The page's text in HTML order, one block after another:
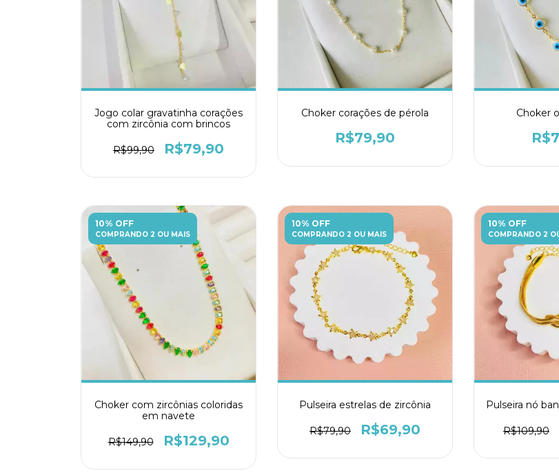
Jogo colar gravatinha corações
com zircônia com brincos
R$99,90 R$79,90
Choker corações de pérola
R$79,90
Choker
10% OFF
COMPRANDO 2 OU MAIS
Choker com zircônias coloridas
em navete
R$149,90 R$129,90
10% OFF
COMPRANDO 2 OU MAIS
Pulseira estrelas de zircônia
R$79,90 R$69,90
10% OFF
COMPRANDO 2
Pulseira nó
R$109,90